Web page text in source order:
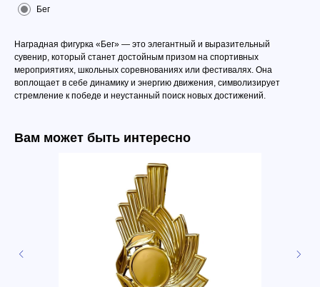
Бег
Наградная фигурка «Бег» — это элегантный и выразительный
сувенир, который станет достойным призом на спортивных
мероприятиях, школьных соревнованиях или фестивалях. Она
воплощает в себе динамику и энергию движения, символизирует
стремление к победе и неустанный поиск новых достижений.
Вам может быть интересно